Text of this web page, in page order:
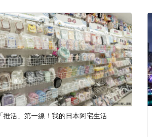
「推活」第一線！我的日本阿宅生活